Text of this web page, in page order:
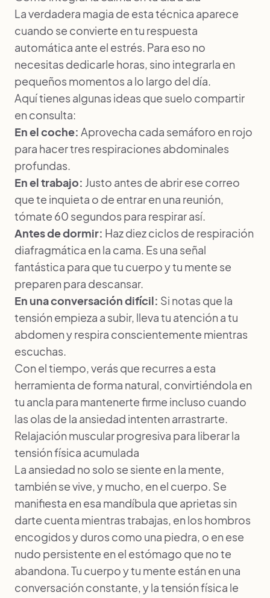
La verdadera magia de esta técnica aparece
cuando se convierte en tu respuesta
automática ante el estrés. Para eso no
necesitas dedicarle horas, sino integrarla en
pequeños momentos a lo largo del día.
Aquí tienes algunas ideas que suelo compartir
en consulta:
En el coche: Aprovecha cada semáforo en rojo
para hacer tres respiraciones abdominales
profundas.
En el trabajo: Justo antes de abrir ese correo
que te inquieta o de entrar en una reunión,
tómate 60 segundos para respirar así.
Antes de dormir: Haz diez ciclos de respiración
diafragmática en la cama. Es una señal
fantástica para que tu cuerpo y tu mente se
preparen para descansar.
En una conversación difícil: Si notas que la
tensión empieza a subir, lleva tu atención a tu
abdomen y respira conscientemente mientras
escuchas.
Con el tiempo, verás que recurres a esta
herramienta de forma natural, convirtiéndola en
tu ancla para mantenerte firme incluso cuando
las olas de la ansiedad intenten arrastrarte.
Relajación muscular progresiva para liberar la
tensión física acumulada
La ansiedad no solo se siente en la mente,
también se vive, y mucho, en el cuerpo. Se
manifiesta en esa mandíbula que aprietas sin
darte cuenta mientras trabajas, en los hombros
encogidos y duros como una piedra, o en ese
nudo persistente en el estómago que no te
abandona. Tu cuerpo y tu mente están en una
conversación constante, y la tensión física le